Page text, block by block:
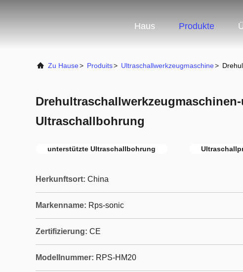
Haus Produkte
Zu Hause> Produits> Ultraschallwerkzeugmaschine>
Ultraschallbohrung
unterstützte Ultraschallbohrung
Herkunftsort: China
Markenname: Rps-sonic
Zertifizierung: CE
Modellnummer: RPS-HM20